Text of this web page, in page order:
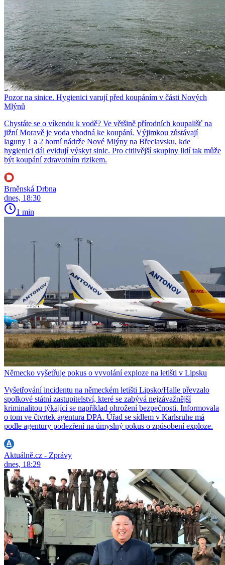
Pozor na sinice. Hygienici varují před koupáním v části Nových
Mlýnů
Chystáte se o víkendu k vodě? Ve většině přírodních koupališť na
jižní Moravě je voda vhodná ke koupání. Výjimkou zůstávají
laguny 1 a 2 horní nádrže Nové Mlýny na Břeclavsku, kde
hygienici dál evidují výskyt sinic. Pro citlivější skupiny lidí tak může
být koupání zdravotním rizikem.
Brněnská Drbna
dnes, 18:30
1 min
Německo vyšetřuje pokus o vyvolání exploze na letišti v Lipsku
Vyšetřování incidentu na německém letišti Lipsko/Halle převzalo
spolkové státní zastupitelství, které se zabývá nejzávažnější
kriminalitou týkající se například ohrožení bezpečnosti. Informovala
o tom ve čtvrtek agentura DPA. Úřad se sídlem v Karlsruhe má
podle agentury podezření na úmyslný pokus o způsobení exploze.
Aktuálně.cz - Zprávy
dnes, 18:29